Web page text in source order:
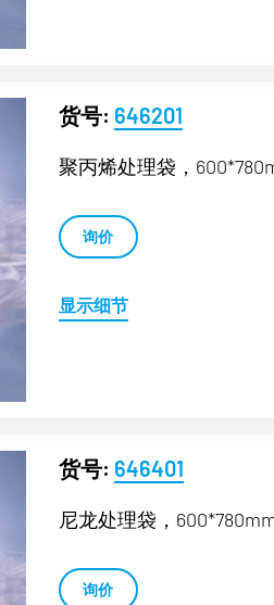
货号: 646201
聚丙烯处理袋，
询价
显示细节
货号: 646401
尼龙处理袋，
询价